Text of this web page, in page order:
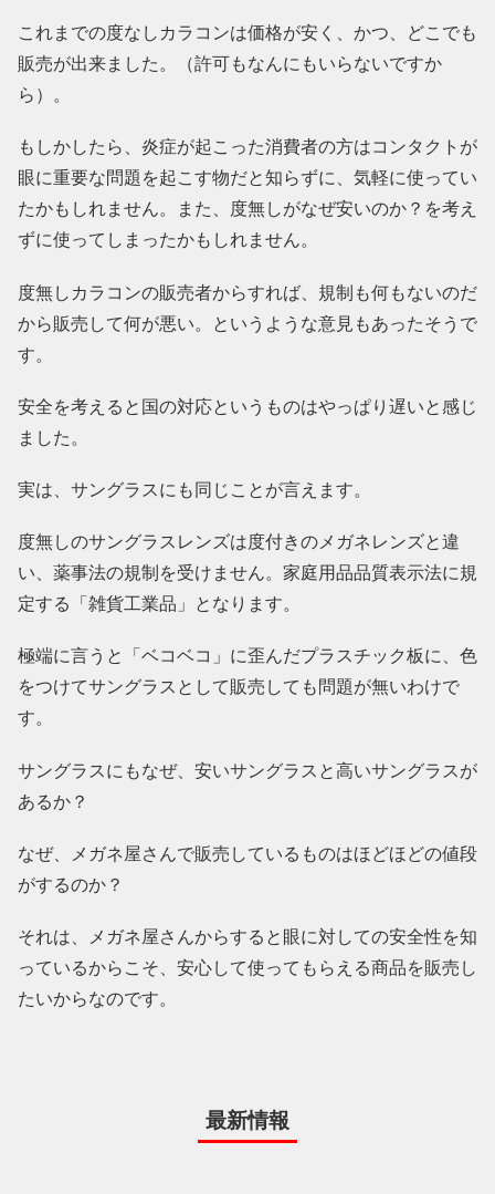
これまでの度なしカラコンは価格が安く、かつ、どこでも
販売が出来ました。（許可もなんにもいらないですか
ら）。
もしかしたら、炎症が起こった消費者の方はコンタクトが
眼に重要な問題を起こす物だと知らずに、気軽に使ってい
たかもしれません。また、度無しがなぜ安いのか？を考え
ずに使ってしまったかもしれません。
度無しカラコンの販売者からすれば、規制も何もないのだ
から販売して何が悪い。というような意見もあったそうで
す。
安全を考えると国の対応というものはやっぱり遅いと感じ
ました。
実は、サングラスにも同じことが言えます。
度無しのサングラスレンズは度付きのメガネレンズと違
い、薬事法の規制を受けません。家庭用品品質表示法に規
定する「雑貨工業品」となります。
極端に言うと「ベコベコ」に歪んだプラスチック板に、色
をつけてサングラスとして販売しても問題が無いわけで
す。
サングラスにもなぜ、安いサングラスと高いサングラスが
あるか？
なぜ、メガネ屋さんで販売しているものはほどほどの値段
がするのか？
それは、メガネ屋さんからすると眼に対しての安全性を知
っているからこそ、安心して使ってもらえる商品を販売し
たいからなのです。
最新情報